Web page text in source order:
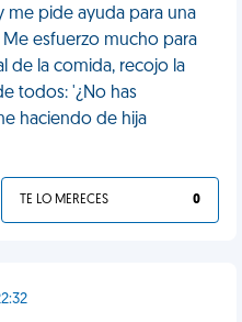
me pide ayuda para una
esfuerzo mucho para
de la comida, recojo la
todos: '¿No has
haciendo de hija
TE LO MERECES 0